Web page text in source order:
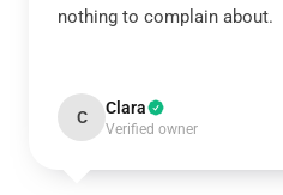
nothing to complain about.
C Clara
Verified owner